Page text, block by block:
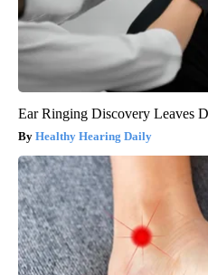
Ear Ringing Discovery Leaves
Healthy Hearing Daily